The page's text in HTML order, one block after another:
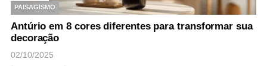
PAISAGISMO
Antúrio em 8 cores diferentes para transformar sua
decoração
02/10/2025